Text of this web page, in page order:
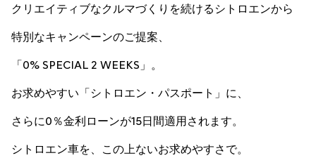
クリエイティブなクルマづくりを続けるシトロエンから
特別なキャンペーンのご提案、
「0% SPECIAL 2 WEEKS」。
お求めやすい「シトロエン・パスポート」に、
さらに0％金利ローンが15日間適用されます。
シトロエン車を、この上ないお求めやすさで。